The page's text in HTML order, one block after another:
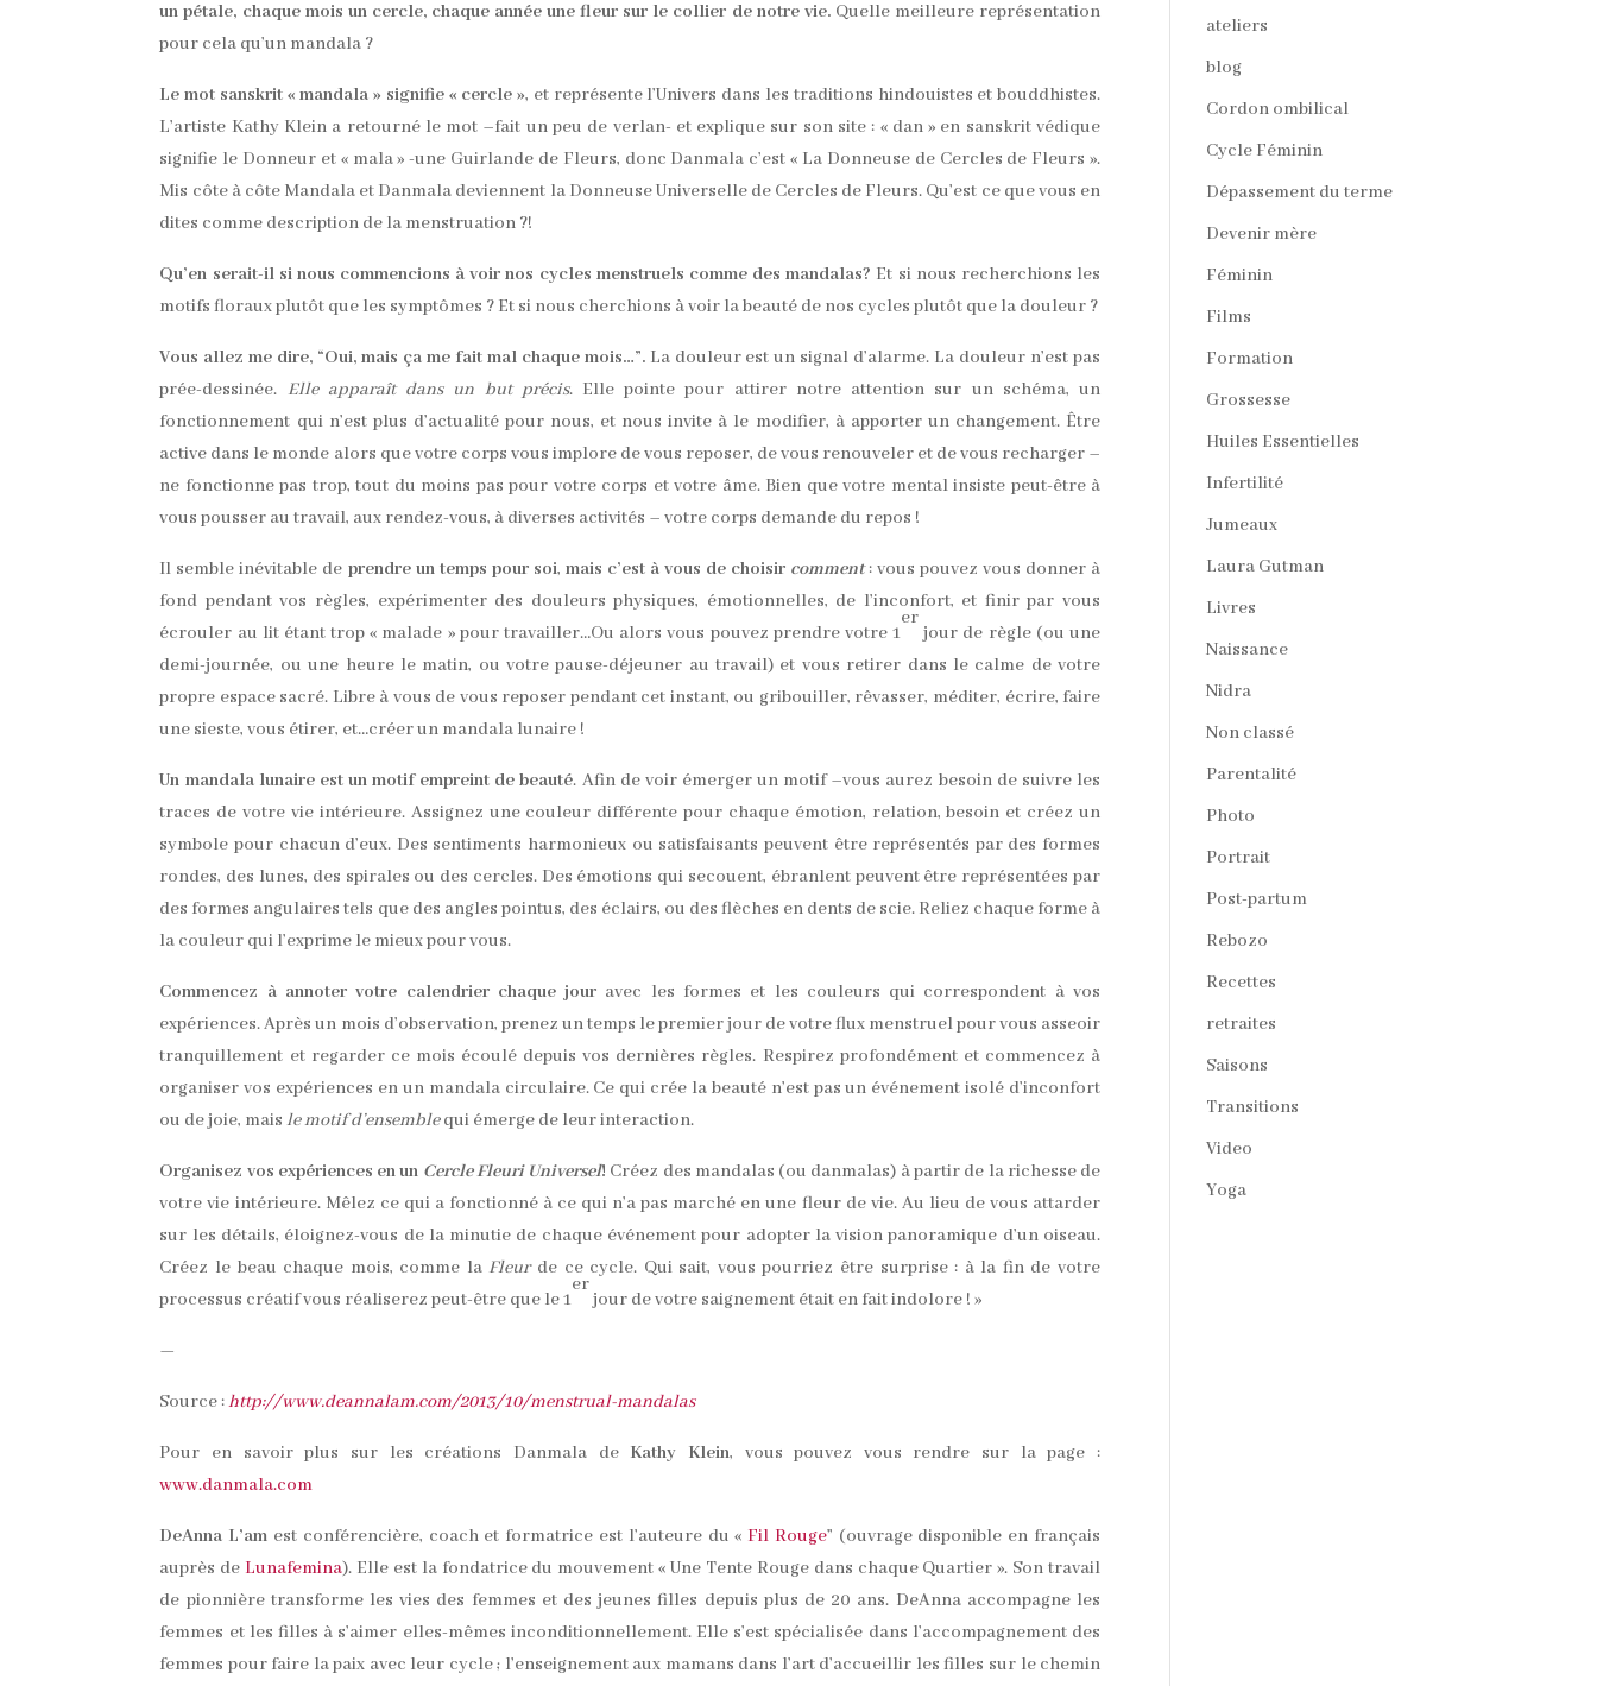
un pétale, chaque mois un cercle, chaque année une fleur sur le collier de notre vie.Quelle meilleure représentation
pour cela qu’un mandala ?
Le mot sanskrit « mandala » signifie « cercle », et représente l’Univers dans les traditions hindouistes et bouddhistes.
L’artiste Kathy Klein a retourné le mot –fait un peu de verlan- et explique sur son site : « dan » en sanskrit védique
signifie le Donneur et « mala » -une Guirlande de Fleurs, donc Danmala c’est « La Donneuse de Cercles de Fleurs ».
Mis côte à côte Mandala et Danmala deviennent la Donneuse Universelle de Cercles de Fleurs. Qu’est ce que vous en
dites comme description de la menstruation ?!
Qu’en serait-il si nous commencions à voir nos cycles menstruels comme des mandalas? Et si nous recherchions les
motifs floraux plutôt que les symptômes ? Et si nous cherchions à voir la beauté de nos cycles plutôt que la douleur ?
Vous allez me dire, “Oui, mais ça me fait mal chaque mois…”.La douleur est un signal d’alarme. La douleur n’est pas
prée-dessinée. Elle apparaît dans un but précis. Elle pointe pour attirer notre attention sur un schéma, un
fonctionnement qui n’est plus d’actualité pour nous, et nous invite à le modifier, à apporter un changement. Être
active dans le monde alors que votre corps vous implore de vous reposer, de vous renouveler et de vous recharger –
ne fonctionne pas trop, tout du moins pas pour votre corps et votre âme. Bien que votre mental insiste peut-être à
vous pousser au travail, aux rendez-vous, à diverses activités – votre corps demande du repos !
Il semble inévitable de prendre un temps pour soi, mais c’est à vous de choisir comment : vous pouvez vous donner à
fond pendant vos règles, expérimenter des douleurs physiques, émotionnelles, de l’inconfort, et finir par vous
écrouler au lit étant trop « malade » pour travailler…Ou alors vous pouvez prendre votre 1
er
jour de règle (ou une
demi-journée, ou une heure le matin, ou votre pause-déjeuner au travail) et vous retirer dans le calme de votre
propre espace sacré. Libre à vous de vous reposer pendant cet instant, ou gribouiller, rêvasser, méditer, écrire, faire
une sieste, vous étirer, et…créer un mandala lunaire !
Un mandala lunaire est un motif empreint de beauté. Afin de voir émerger un motif –vous aurez besoin de suivre les
traces de votre vie intérieure. Assignez une couleur différente pour chaque émotion, relation, besoin et créez un
symbole pour chacun d’eux. Des sentiments harmonieux ou satisfaisants peuvent être représentés par des formes
rondes, des lunes, des spirales ou des cercles. Des émotions qui secouent, ébranlent peuvent être représentées par
des formes angulaires tels que des angles pointus, des éclairs, ou des flèches en dents de scie. Reliez chaque forme à
la couleur qui l’exprime le mieux pour vous.
Commencez à annoter votre calendrier chaque jour avec les formes et les couleurs qui correspondent à vos
expériences. Après un mois d’observation, prenez un temps le premier jour de votre flux menstruel pour vous asseoir
tranquillement et regarder ce mois écoulé depuis vos dernières règles. Respirez profondément et commencez à
organiser vos expériences en un mandala circulaire. Ce qui crée la beauté n’est pas un événement isolé d’inconfort
ou de joie, maisle motif d’ensemblequi émerge de leur interaction.
Organisez vos expériences en un Cercle Fleuri Universel! Créez des mandalas (ou danmalas) à partir de la richesse de
votre vie intérieure. Mêlez ce qui a fonctionné à ce qui n’a pas marché en une fleur de vie. Au lieu de vous attarder
sur les détails, éloignez-vous de la minutie de chaque événement pour adopter la vision panoramique d’un oiseau.
Créez le beau chaque mois, comme laFleurde ce cycle. Qui sait, vous pourriez être surprise : à la fin de votre
processus créatif vous réaliserez peut-être que le 1
er
jour de votre saignement était en fait indolore ! »
—
Source :http://www.deannalam.com/2013/10/menstrual-mandalas
Pour en savoir plus sur les créations Danmala de Kathy Klein, vous pouvez vous rendre sur la page :
www.danmala.com
DeAnna L’am est conférencière, coach et formatrice est l’auteure du «Fil Rouge” (ouvrage disponible en français
auprès deLunafemina). Elle est la fondatrice du mouvement « Une Tente Rouge dans chaque Quartier ». Son travail
de pionnière transforme les vies des femmes et des jeunes filles depuis plus de 20 ans. DeAnna accompagne les
femmes et les filles à s’aimer elles-mêmes inconditionnellement. Elle s’est spécialisée dans l’accompagnement des
femmes pour faire la paix avec leur cycle ; l’enseignement aux mamans dans l’art d’accueillir les filles sur le chemin
ateliers
blog
Cordon ombilical
Cycle Féminin
Dépassement du terme
Devenir mère
Féminin
Films
Formation
Grossesse
Huiles Essentielles
Infertilité
Jumeaux
Laura Gutman
Livres
Naissance
Nidra
Non classé
Parentalité
Photo
Portrait
Post-partum
Rebozo
Recettes
retraites
Saisons
Transitions
Video
Yoga